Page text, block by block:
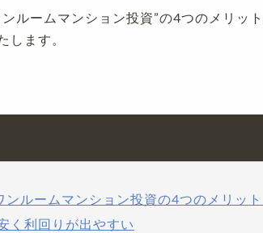
ルームマンション投資”の4つのメリッ
します。
ンルームマンション投資の4つのメリット
く利回りが出やすい